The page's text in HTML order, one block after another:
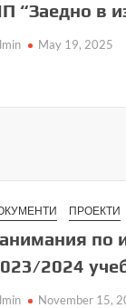
“Заедно в
May 19, 2025
ПРОЕКТИ
по
2024
November 15,